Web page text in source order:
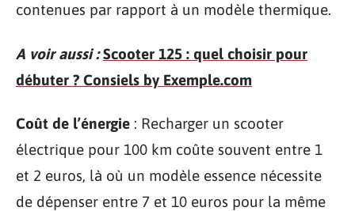
contenues par rapport à un modèle thermique.
A voir aussi : Scooter 125 : quel choisir pour
débuter ? Consiels by Exemple.com
Coût de l’énergie : Recharger un scooter
électrique pour 100 km coûte souvent entre 1
et 2 euros, là où un modèle essence nécessite
de dépenser entre 7 et 10 euros pour la même